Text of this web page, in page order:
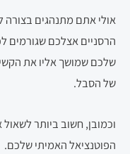
אולי אתם מתנהגים בצורה
הרסניים אצלכם שגורמים
שלכם שמושך אליו את
של הסבל.
וכמובן, חשוב ביותר
הפוטנציאל האמיתי שלכם.